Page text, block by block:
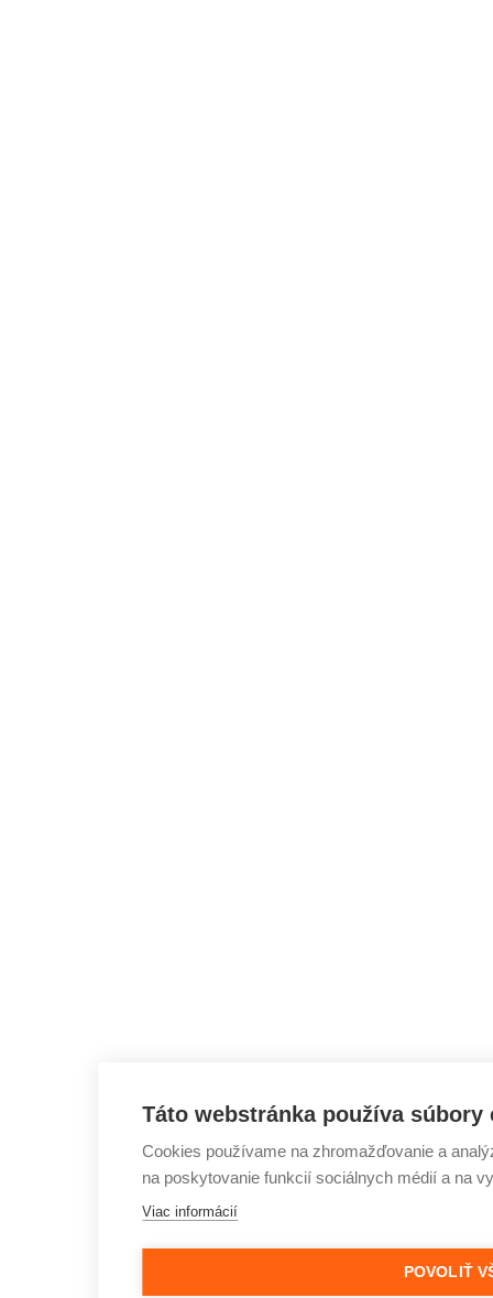
Táto webstránka používa súbory
Cookies používame na zhromažďovanie a
na poskytovanie funkcií sociálnych médií a na
Viac informácií
POVOLIŤ